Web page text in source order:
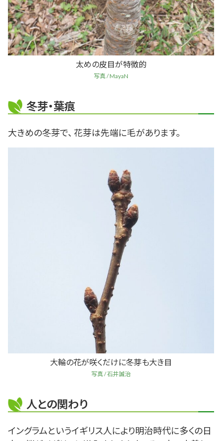
太めの皮目が特徴的
写真 / MayaN
冬芽・葉痕
大きめの冬芽で、 花芽は先端に毛があります。
大輪の花が咲くだけに冬芽も大き目
写真 / 石井誠治
人との関わり
イングラムというイギリス人により明治時代に多くの日